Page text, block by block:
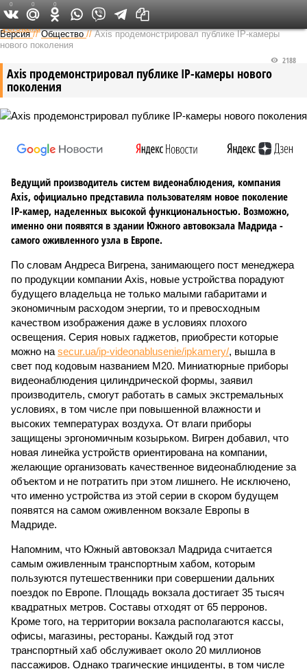
Федеральный выпуск
Версия //Общество //Axis продемонстрировал публике IP-камеры
нового поколения
Axis продемонстрировал публике IP-камеры нового
поколения
2188
Ведущий производитель систем видеонаблюдения, компания
Axis, официально представила пользователям новое поколение
IP-камер, наделенных высокой функциональностью. Возможно,
именно они появятся в здании Южного автовокзала Мадрида -
самого оживленного узла в Европе.
По словам Андреса Вигрена, занимающего пост менеджера
по продукции компании Axis, новые устройства порадуют
будущего владельца не только малыми габаритами и
экономичным расходом энергии, то и превосходным
качеством изображения даже в условиях плохого
освещения. Серия новых гаджетов, приобрести которые
можно на secur.ua/ip-videonablusenie/ipkamery/, вышла в
свет под кодовым названием М20. Миниатюрные приборы
видеонаблюдения цилиндрической формы, заявил
производитель, смогут работать в самых экстремальных
условиях, в том числе при повышенной влажности и
высоких температурах воздуха. От влаги приборы
защищены эргономичным козырьком. Вигрен добавил, что
новая линейка устройств ориентирована на компании,
желающие организовать качественное видеонаблюдение за
объектом и не потратить при этом лишнего. Не исключено,
что именно устройства из этой серии в скором будущем
появятся на самом оживленном вокзале Европы в
Мадриде.
Напомним, что Южный автовокзал Мадрида считается
самым оживленным транспортным хабом, которым
пользуются путешественники при совершении дальних
поездок по Европе. Площадь вокзала достигает 35 тысяч
квадратных метров. Составы отходят от 65 перронов.
Кроме того, на территории вокзала располагаются кассы,
офисы, магазины, рестораны. Каждый год этот
транспортный хаб обслуживает около 20 миллионов
пассажиров. Однако трагические инциденты, в том числе
0 0 0